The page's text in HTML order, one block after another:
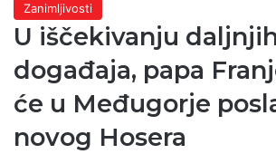
Zanimljivosti
U iščekivanju
događaja, papa
će u Međugorje
novog Hosera